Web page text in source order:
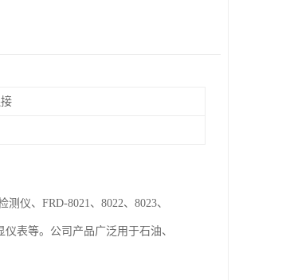
仪、FRD-8021、8022、8023、
表等。公司产品广泛用于石油、